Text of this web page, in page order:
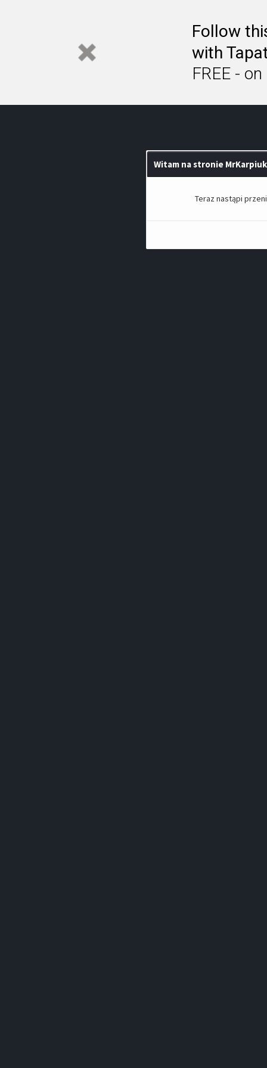
Follow
with
FREE -
Witam na stronie
Teraz nastąpi